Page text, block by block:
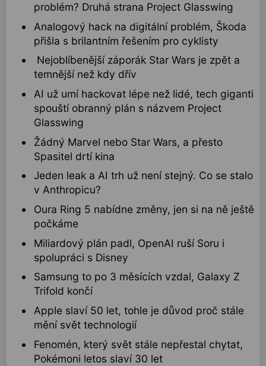
problém? Druhá strana Project Glasswing
Analogový hack na digitální problém, Škoda
přišla s brilantním řešením pro cyklisty
Nejoblíbenější záporák Star Wars je zpět a
temnější než kdy dřív
AI už umí hackovat lépe než lidé, tech giganti
spouští obranný plán s názvem Project
Glasswing
Žádný Marvel nebo Star Wars, a přesto
Spasitel drtí kina
Jeden leak a AI trh už není stejný. Co se stalo
v Anthropicu?
Oura Ring 5 nabídne změny, jen si na ně ještě
počkáme
Miliardový plán padl, OpenAI ruší Soru i
spolupráci s Disney
Samsung to po 3 měsících vzdal, Galaxy Z
Trifold končí
Apple slaví 50 let, tohle je důvod proč stále
mění svět technologií
Fenomén, který svět stále nepřestal chytat,
Pokémoni letos slaví 30 let